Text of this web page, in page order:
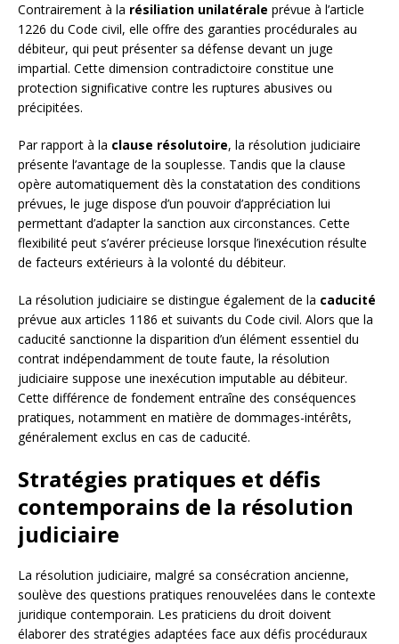
Contrairement à la résiliation unilatérale prévue à l’article
1226 du Code civil, elle offre des garanties procédurales au
débiteur, qui peut présenter sa défense devant un juge
impartial. Cette dimension contradictoire constitue une
protection significative contre les ruptures abusives ou
précipitées.
Par rapport à la clause résolutoire, la résolution judiciaire
présente l’avantage de la souplesse. Tandis que la clause
opère automatiquement dès la constatation des conditions
prévues, le juge dispose d’un pouvoir d’appréciation lui
permettant d’adapter la sanction aux circonstances. Cette
flexibilité peut s’avérer précieuse lorsque l’inexécution résulte
de facteurs extérieurs à la volonté du débiteur.
La résolution judiciaire se distingue également de la caducité
prévue aux articles 1186 et suivants du Code civil. Alors que la
caducité sanctionne la disparition d’un élément essentiel du
contrat indépendamment de toute faute, la résolution
judiciaire suppose une inexécution imputable au débiteur.
Cette différence de fondement entraîne des conséquences
pratiques, notamment en matière de dommages-intérêts,
généralement exclus en cas de caducité.
Stratégies pratiques et défis
contemporains de la résolution
judiciaire
La résolution judiciaire, malgré sa consécration ancienne,
soulève des questions pratiques renouvelées dans le contexte
juridique contemporain. Les praticiens du droit doivent
élaborer des stratégies adaptées face aux défis procéduraux